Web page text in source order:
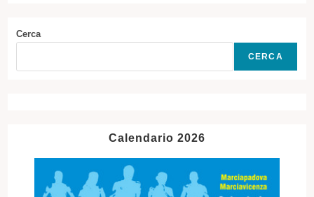
Cerca
CERCA
Calendario 2026